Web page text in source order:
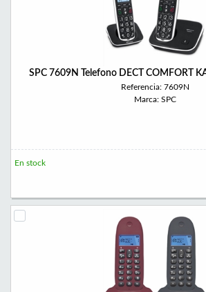
SPC 7609N Telefono DECT COMFORT
Referencia: 7609N
Marca: SPC
En stock